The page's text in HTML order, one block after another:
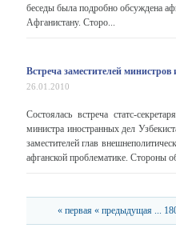
беседы была подробно обсуждена
Афганистану. Сторо...
Встреча заместителей
26.01.2010
Состоялась встреча статс-
министра иностранных дел
заместителей глав
афганской проблематике. Стороны
« первая « предыдущая ...